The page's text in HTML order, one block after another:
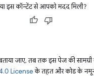
इस कॉन्टेंट से आपको मदद मिली?
जाए, तब तक इस पेज की सामग्री
Licenseके तहत और कोड के